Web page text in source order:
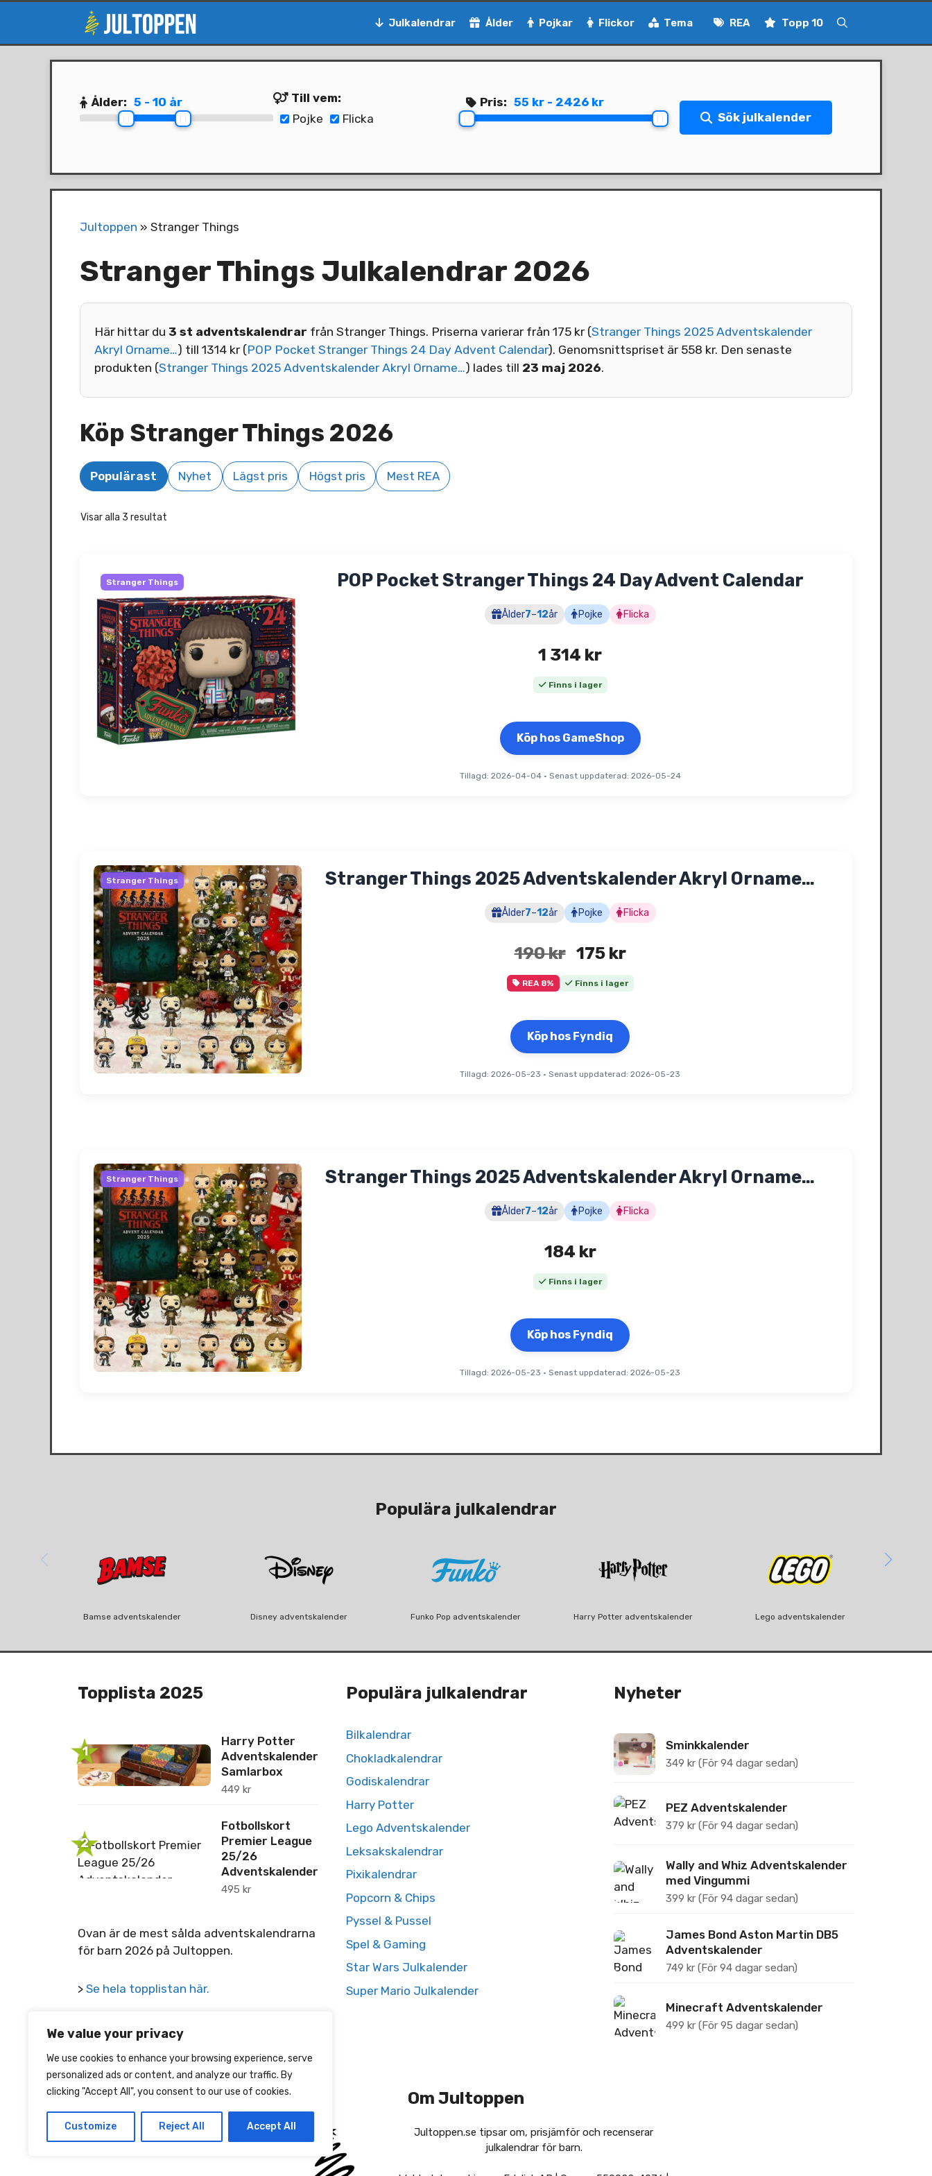
We value your privacy
We use cookies to enhance your browsing experience, serve
personalized ads or content, and analyze our traffic. By
clicking "Accept All", you consent to our use of cookies.
Customize Reject All Accept All
innehåll
Julkalendrar Ålder Pojkar Flickor Tema REA Topp 10
Ålder: 5 - 10 år
Till vem:
Pojke
Flicka
Pris: 55 kr - 2426 kr
Sök julkalender
Jultoppen » Stranger Things
Stranger Things Julkalendrar 2026
Här hittar du 3 st adventskalendrar från Stranger Things. Priserna varierar från 175 kr (Stranger Things 2025 Adventskalender
Akryl Orname…) till 1314 kr (POP Pocket Stranger Things 24 Day Advent Calendar). Genomsnittspriset är 558 kr. Den senaste
produkten (Stranger Things 2025 Adventskalender Akryl Orname…) lades till 23 maj 2026.
Köp Stranger Things 2026
Populärast Nyhet Lägst pris Högst pris Mest REA
Visar alla 3 resultat
Stranger Things POP Pocket Stranger Things 24 Day Advent Calendar
Ålder7–12år Pojke Flicka
1 314 kr
Finns i lager
Köp hos GameShop
Tillagd: 2026-04-04• Senast uppdaterad: 2026-05-24
Stranger Things Stranger Things 2025 Adventskalender Akryl Orname…
Ålder7–12år Pojke Flicka
190kr Det
ursprungliga
var:
190 kr.
175 krDet
nuvarande
är:
175 kr.
REA 8% Finns i lager
Köp hos Fyndiq
Tillagd: 2026-05-23 • Senast uppdaterad: 2026-05-23
Stranger Things Stranger Things 2025 Adventskalender Akryl Orname…
Ålder7–12år Pojke Flicka
184 kr
Finns i lager
Köp hos Fyndiq
Tillagd: 2026-05-23 • Senast uppdaterad: 2026-05-23
Populära julkalendrar
Bamse adventskalender Disney adventskalender Funko Pop adventskalender Harry Potter adventskalender Lego adventskalender
Topplista 2025
1
Harry Potter
Adventskalender
Samlarbox
449 kr
2
Fotbollskort
Premier League
25/26
Adventskalender
495 kr
Ovan är de mest sålda adventskalendrarna
för barn 2026 på Jultoppen.
> Se hela topplistan här.
Populära julkalendrar
Bilkalendrar
Chokladkalendrar
Godiskalendrar
Harry Potter
Lego Adventskalender
Leksakskalendrar
Pixikalendrar
Popcorn & Chips
Pyssel & Pussel
Spel & Gaming
Star Wars Julkalender
Super Mario Julkalender
Nyheter
Sminkkalender
349kr (För 94 dagar sedan)
PEZ Adventskalender
379kr (För 94 dagar sedan)
Wally and Whiz Adventskalender
med Vingummi
399kr (För 94 dagar sedan)
James Bond Aston Martin DB5
Adventskalender
749kr (För 94 dagar sedan)
Minecraft Adventskalender
499kr (För 95 dagar sedan)
Om Jultoppen
Jultoppen.se tipsar om, prisjämför och recenserar
julkalendrar för barn.